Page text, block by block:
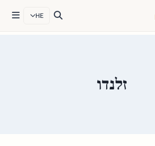
HE
זלנדו